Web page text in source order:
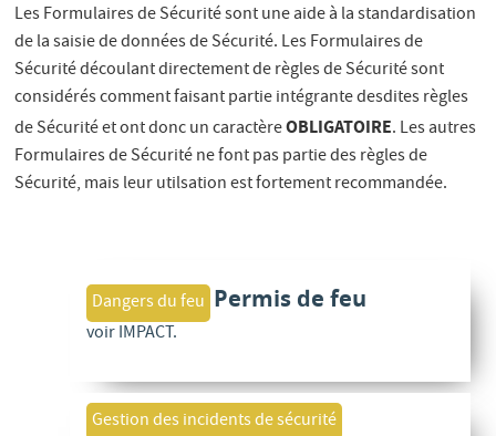
Les Formulaires de Sécurité sont une aide à la standardisation
de la saisie de données de Sécurité. Les Formulaires de
Sécurité découlant directement de règles de Sécurité sont
considérés comment faisant partie intégrante desdites règles
de Sécurité et ont donc un caractèreOBLIGATOIRE. Les autres
Formulaires de Sécurité ne font pas partie des règles de
Sécurité, mais leur utilsation est fortement recommandée.
Dangers du feu Permis de feu
voir IMPACT.
Gestion des incidents de sécurité